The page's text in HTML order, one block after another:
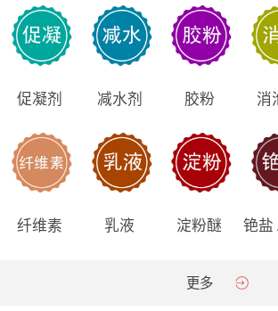
促凝剂 减水剂 胶粉 消
纤维素 乳液 淀粉醚 铯盐
更多